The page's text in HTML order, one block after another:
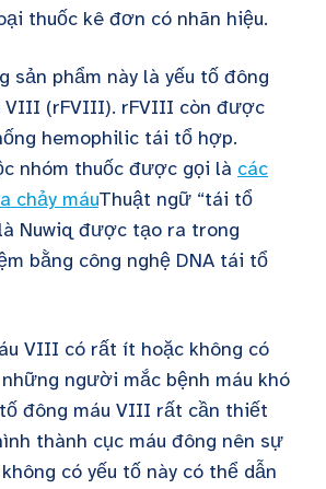
thuốc kê đơn có nhãn hiệu.
sản phẩm này là yếu tố đông
VIII (rFVIII). rFVIII còn được
hemophilic tái tổ hợp.
nhóm thuốc được gọi là các
chảy máuThuật ngữ “tái tổ
Nuwiq được tạo ra trong
bằng công nghệ DNA tái tổ
VIII có rất ít hoặc không có
người mắc bệnh máu khó
đông máu VIII rất cần thiết
thành cục máu đông nên sự
có yếu tố này có thể dẫn